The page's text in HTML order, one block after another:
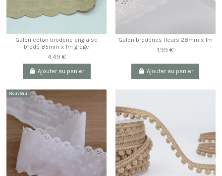
Galon coton broderie anglaise
brodé 85mm x 1m grège
4,49 €
Ajouter au panier
Galon broderies fleurs 28mm x 1m
1,99 €
Ajouter au panier
Nouveau